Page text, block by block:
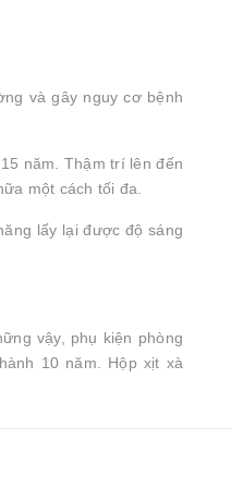
và gây nguy cơ bệnh
năm. Thậm trí lên đến
một cách tối đa.
lấy lại được độ sáng
vậy, phụ kiện phòng
10 năm. Hộp xịt xà